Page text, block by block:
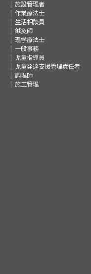
施設管理者
作業療法士
生活相談員
鍼灸師
理学療法士
一般事務
児童指導員
児童発達支援管理責任者
調理師
施工管理